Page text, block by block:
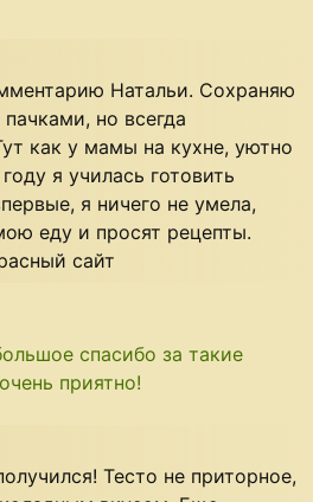
Натальи. Сохраняю
но всегда
как у мамы на кухне, уютно
я училась готовить
я ничего не умела,
еду и просят рецепты.
сайт
спасибо за такие
приятно!
Тесто не приторное,